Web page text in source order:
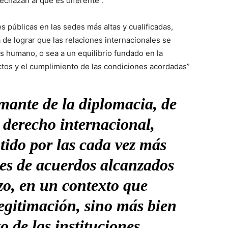
públicas en las sedes más altas y cualificadas,
lograr que las relaciones internacionales se
humano, o sea a un equilibrio fundado en la
y el cumplimiento de las condiciones acordadas”
de la diplomacia, de
internacional,
por las cada vez más
de acuerdos alcanzados
en un contexto que
sino más bien